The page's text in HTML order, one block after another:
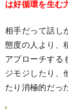
は好循環を生む
相手だって話し
態度の人より、
アプローチする
ジモジしたり、
たり消極的だっ